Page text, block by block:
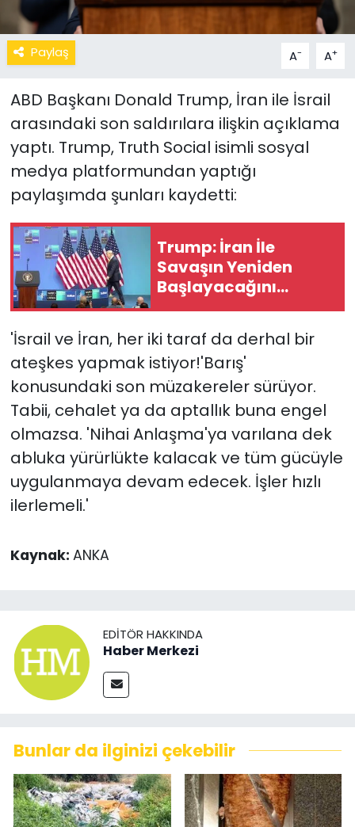
Paylaş A- A+
ABD Başkanı Donald Trump, İran ile İsrail
arasındaki son saldırılara ilişkin açıklama
yaptı. Trump, Truth Social isimli sosyal
medya platformundan yaptığı
paylaşımda şunları kaydetti:
Trump: İran İle
Savaşın Yeniden
Başlayacağını
Düşünmüyorum
'İsrail ve İran, her iki taraf da derhal bir
ateşkes yapmak istiyor!'Barış'
konusundaki son müzakereler sürüyor.
Tabii, cehalet ya da aptallık buna engel
olmazsa. 'Nihai Anlaşma'ya varılana dek
abluka yürürlükte kalacak ve tüm gücüyle
uygulanmaya devam edecek. İşler hızlı
ilerlemeli.'
Kaynak: ANKA
EDITÖR HAKKINDA
Haber Merkezi
Bunlar da ilginizi çekebilir